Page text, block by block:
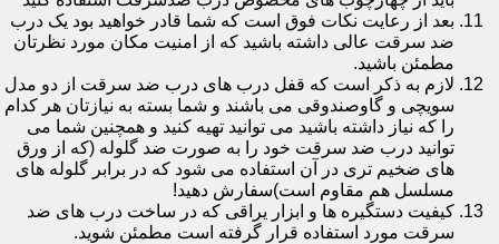
بعد از رعایت نکات فوق است که شما قادر خواهید بود یک درب
ضد سرقت عالی داشته باشید که از امنیت مکان مورد نظرتان
مطمئن باشید.
لازم به ذکر است که قفل درب های درب ضد سرقت از دو مدل
سویچی و گاوصندوقی می باشند و شما بسته به نیازتان هر کدام
را که نیاز داشته باشید می توانید تهیه کنید و همچنین شما می
توانید درب ضد سرقت خود را به صورت ضد گلوله (که از ورق
های ضخیم تری در آن استفاده می شود که در برابر گلوله های
مسلسل هم مقاوم است)سفارش دهید!
کیفیت دستگیره ها و ابزار یراقی که در ساخت درب های ضد
سرقت مورد استفاده قرار گرفته است مطمئن شوید.